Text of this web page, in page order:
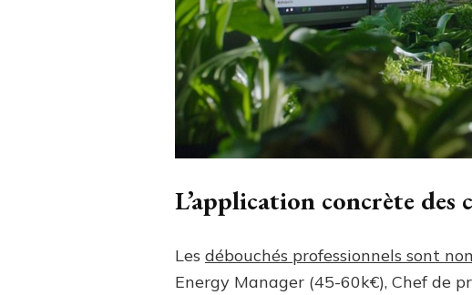
L’application concrète des
Les débouchés professionnels sont
Energy Manager (45-60k€), Chef de